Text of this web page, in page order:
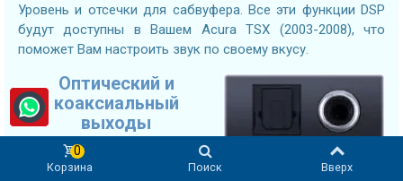
Уровень и отсечки для сабвуфера. Все эти функции DSP
будут доступны в Вашем Acura TSX (2003-2008), что
поможет Вам настроить звук по своему вкусу.
Оптический и
коаксиальный
выходы
Подключайте DSP-усилители
нового поколения с помощью оптического или
Корзина
0
Поиск Вверх